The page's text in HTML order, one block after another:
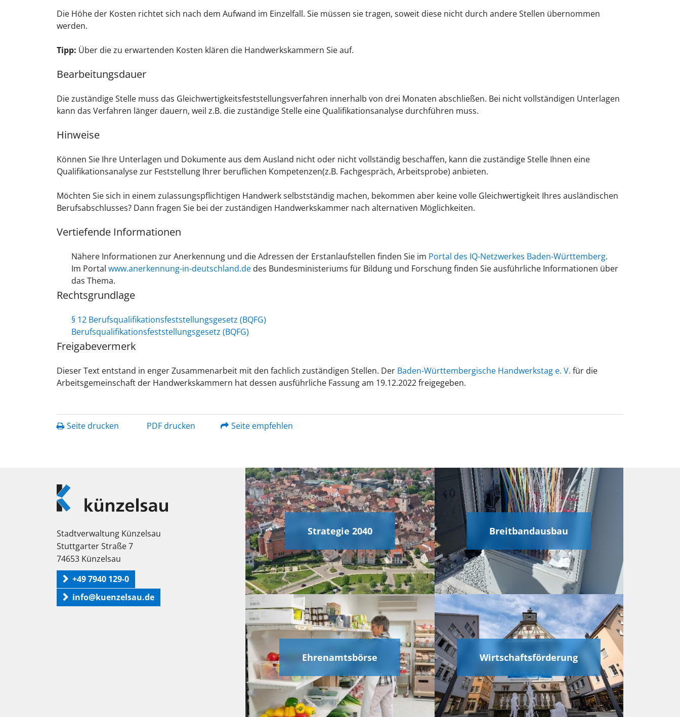
Die Höhe der Kosten richtet sich nach dem Aufwand im Einzelfall. Sie müssen sie tragen, soweit diese nicht durch andere Stellen übernommen
werden.
Tipp: Über die zu erwartenden Kosten klären die Handwerkskammern Sie auf.
Bearbeitungsdauer
Die zuständige Stelle muss das Gleichwertigkeitsfeststellungsverfahren innerhalb von drei Monaten abschließen. Bei nicht vollständigen Unterlagen
kann das Verfahren länger dauern, weil z.B. die zuständige Stelle eine Qualifikationsanalyse durchführen muss.
Hinweise
Können Sie Ihre Unterlagen und Dokumente aus dem Ausland nicht oder nicht vollständig beschaffen, kann die zuständige Stelle Ihnen eine
Qualifikationsanalyse zur Feststellung Ihrer beruflichen Kompetenzen(z.B. Fachgespräch, Arbeitsprobe) anbieten.
Möchten Sie sich in einem zulassungspflichtigen Handwerk selbstständig machen, bekommen aber keine volle Gleichwertigkeit Ihres ausländischen
Berufsabschlusses? Dann fragen Sie bei der zuständigen Handwerkskammer nach alternativen Möglichkeiten.
Vertiefende Informationen
Nähere Informationen zur Anerkennung und die Adressen der Erstanlaufstellen finden Sie im Portal des IQ-Netzwerkes Baden-Württemberg.
Im Portal www.anerkennung-in-deutschland.dedes Bundesministeriums für Bildung und Forschung finden Sie ausführliche Informationen über
das Thema.
Rechtsgrundlage
§ 12 Berufsqualifikationsfeststellungsgesetz (BQFG)
Berufsqualifikationsfeststellungsgesetz (BQFG)
Freigabevermerk
Dieser Text entstand in enger Zusammenarbeit mit den fachlich zuständigen Stellen. Der Baden-Württembergische Handwerkstag e. V. für die
Arbeitsgemeinschaft der Handwerkskammern hat dessen ausführliche Fassung am 19.12.2022 freigegeben.
Seite drucken PDF drucken Seite empfehlen
Logo
Künzelsau
Stadtverwaltung Künzelsau
Stuttgarter Straße 7
74653 Künzelsau
+49 7940 129-0
info@kuenzelsau.de
Strategie 2040 Breitbandausbau
Ehrenamtsbörse Wirtschaftsförderung